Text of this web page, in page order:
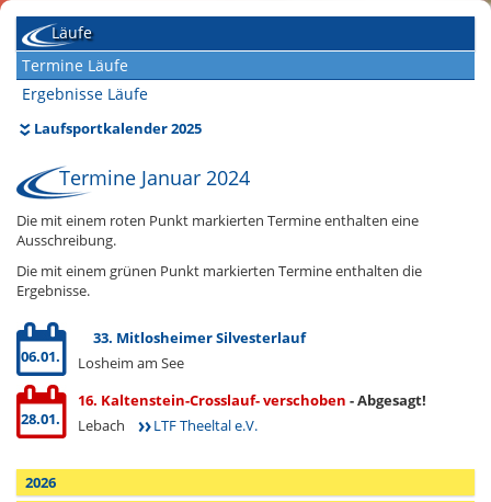
Läufe
Termine Läufe
Ergebnisse Läufe
Laufsportkalender 2025
Termine Januar 2024
Die mit einem roten Punkt markierten Termine enthalten eine
Ausschreibung.
Die mit einem grünen Punkt markierten Termine enthalten die
Ergebnisse.
33. Mitlosheimer Silvesterlauf
06.01.
Losheim am See
16. Kaltenstein-Crosslauf- verschoben - Abgesagt!
28.01.
Lebach LTF Theeltal e.V.
2026